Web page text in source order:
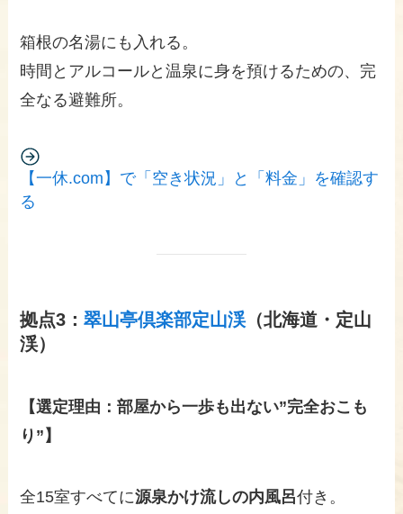
箱根の名湯にも入れる。
時間とアルコールと温泉に身を預けるための、完
全なる避難所。
【一休.com】で「空き状況」と「料金」を確認す
る
拠点3：翠山亭倶楽部定山渓（北海道・定山
渓）
【選定理由：部屋から一歩も出ない”完全おこも
り”】
全15室すべてに源泉かけ流しの内風呂付き。